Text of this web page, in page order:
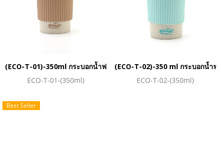
(ECO-T-01)-350ml กระบอกน้ำฟางข้าวสาลี
ECO-T-01-(350ml)
(ECO-T-02)-350 ml กระบอกน้ำฟ
ECO-T-02-(350ml)
Best Seller